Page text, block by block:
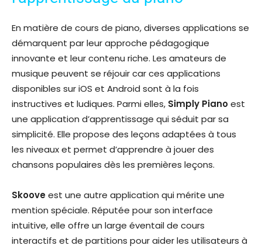
En matière de cours de piano, diverses applications se
démarquent par leur approche pédagogique
innovante et leur contenu riche. Les amateurs de
musique peuvent se réjouir car ces applications
disponibles sur iOS et Android sont à la fois
instructives et ludiques. Parmi elles, Simply Pianoest
une application d’apprentissage qui séduit par sa
simplicité. Elle propose des leçons adaptées à tous
les niveaux et permet d’apprendre à jouer des
chansons populaires dès les premières leçons.
Skooveest une autre application qui mérite une
mention spéciale. Réputée pour son interface
intuitive, elle offre un large éventail de cours
interactifs et de partitions pour aider les utilisateurs à